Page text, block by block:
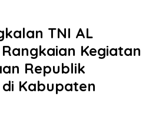
TNI AL
Kegiatan
Republik
di Kabupaten